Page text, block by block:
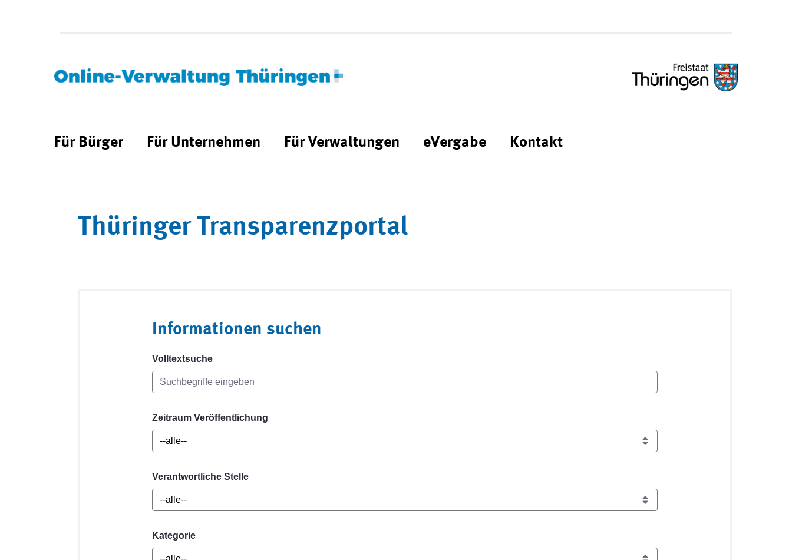
Für Bürger Für Unternehmen Für Verwaltungen eVergabe Kontakt
Thüringer Transparenzportal
Informationen suchen
Volltextsuche
Zeitraum Veröffentlichung
Verantwortliche Stelle
Kategorie